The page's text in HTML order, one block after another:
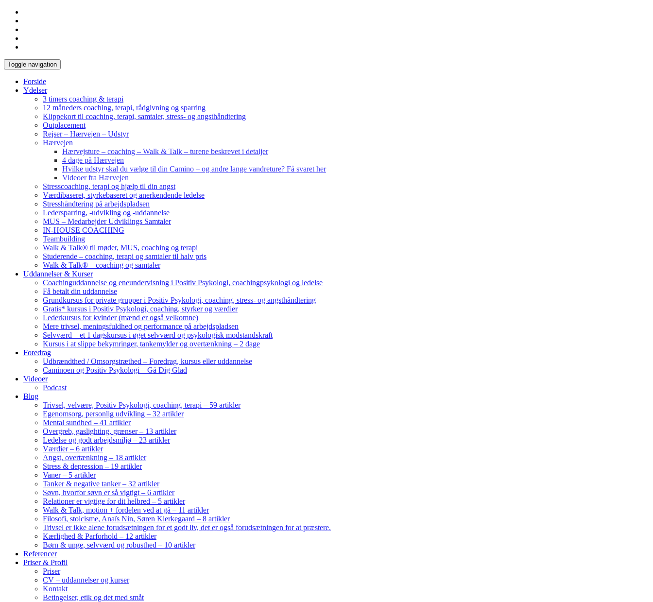
Toggle navigation
Forside
Ydelser
3 timers coaching & terapi
12 måneders coaching, terapi, rådgivning og sparring
Klippekort til coaching, terapi, samtaler, stress- og angsthåndtering
Outplacement
Rejser – Hærvejen – Udstyr
Hærvejen
Hærvejsture – coaching – Walk & Talk – turene beskrevet i detaljer
4 dage på Hærvejen
Hvilke udstyr skal du vælge til din Camino – og andre lange vandreture? Få svaret her
Videoer fra Hærvejen
Stresscoaching, terapi og hjælp til din angst
Værdibaseret, styrkebaseret og anerkendende ledelse
Stresshåndtering på arbejdspladsen
Ledersparring, -udvikling og -uddannelse
MUS – Medarbejder Udviklings Samtaler
IN-HOUSE COACHING
Teambuilding
Walk & Talk® til møder, MUS, coaching og terapi
Studerende – coaching, terapi og samtaler til halv pris
Walk & Talk® – coaching og samtaler
Uddannelser & Kurser
Coachinguddannelse og eneundervisning i Positiv Psykologi, coachingpsykologi og ledelse
Få betalt din uddannelse
Grundkursus for private grupper i Positiv Psykologi, coaching, stress- og angsthåndtering
Gratis* kursus i Positiv Psykologi, coaching, styrker og værdier
Lederkursus for kvinder (mænd er også velkomne)
Mere trivsel, meningsfuldhed og performance på arbejdspladsen
Selvværd – et 1 dagskursus i øget selvværd og psykologisk modstandskraft
Kursus i at slippe bekymringer, tankemylder og overtænkning – 2 dage
Foredrag
Udbrændthed / Omsorgstræthed – Foredrag, kursus eller uddannelse
Caminoen og Positiv Psykologi – Gå Dig Glad
Videoer
Podcast
Blog
Trivsel, velvære, Positiv Psykologi, coaching, terapi – 59 artikler
Egenomsorg, personlig udvikling – 32 artikler
Mental sundhed – 41 artikler
Overgreb, gaslighting, grænser – 13 artikler
Ledelse og godt arbejdsmiljø – 23 artikler
Værdier – 6 artikler
Angst, overtænkning – 18 artikler
Stress & depression – 19 artikler
Vaner – 5 artikler
Tanker & negative tanker – 32 artikler
Søvn, hvorfor søvn er så vigtigt – 6 artikler
Relationer er vigtige for dit helbred – 5 artikler
Walk & Talk, motion + fordelen ved at gå – 11 artikler
Filosofi, stoicisme, Anaïs Nin, Søren Kierkegaard – 8 artikler
Trivsel er ikke alene forudsætningen for et godt liv, det er også forudsætningen for at præstere.
Kærlighed & Parforhold – 12 artikler
Børn & unge, selvværd og robusthed – 10 artikler
Referencer
Priser & Profil
Priser
CV – uddannelser og kurser
Kontakt
Betingelser, etik og det med småt